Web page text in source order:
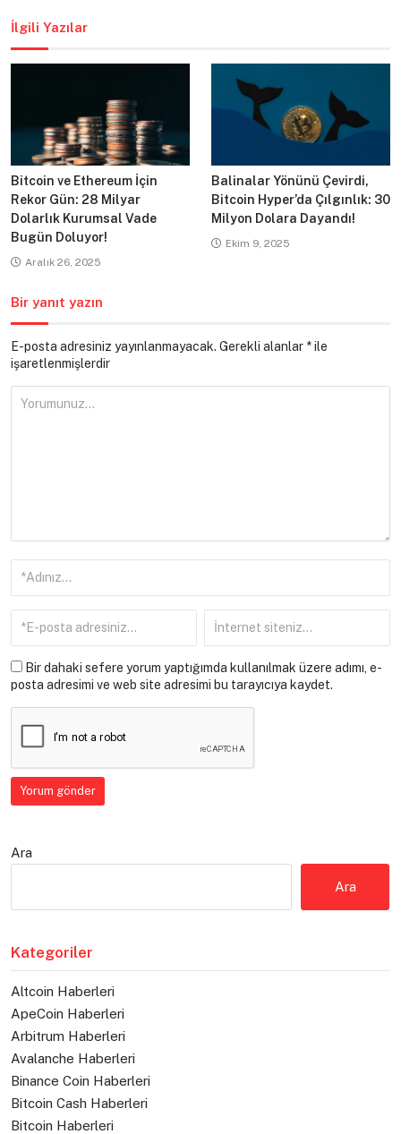
İlgili Yazılar
Bitcoin ve Ethereum İçin
Rekor Gün: 28 Milyar
Dolarlık Kurumsal Vade
Bugün Doluyor!
Aralık 26, 2025
Balinalar Yönünü Çevirdi,
Bitcoin Hyper’da Çılgınlık: 30
Milyon Dolara Dayandı!
Ekim 9, 2025
Bir yanıt yazın
E-posta adresiniz yayınlanmayacak. Gerekli alanlar *ile
işaretlenmişlerdir
Bir dahaki sefere yorum yaptığımda kullanılmak üzere adımı, e-
posta adresimi ve web site adresimi bu tarayıcıya kaydet.
Ara
Ara
Kategoriler
Altcoin Haberleri
ApeCoin Haberleri
Arbitrum Haberleri
Avalanche Haberleri
Binance Coin Haberleri
Bitcoin Cash Haberleri
Bitcoin Haberleri